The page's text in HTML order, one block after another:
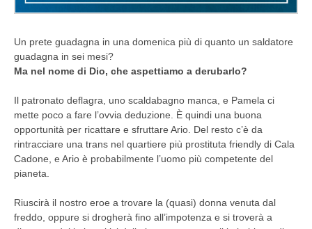
Un prete guadagna in una domenica più di quanto un saldatore
guadagna in sei mesi?
Ma nel nome di Dio, che aspettiamo a derubarlo?
Il patronato deflagra, uno scaldabagno manca, e Pamela ci
mette poco a fare l’ovvia deduzione. È quindi una buona
opportunità per ricattare e sfruttare Ario. Del resto c’è da
rintracciare una trans nel quartiere più prostituta friendly di Cala
Cadone, e Ario è probabilmente l’uomo più competente del
pianeta.
Riuscirà il nostro eroe a trovare la (quasi) donna venuta dal
freddo, oppure si drogherà fino all’impotenza e si troverà a